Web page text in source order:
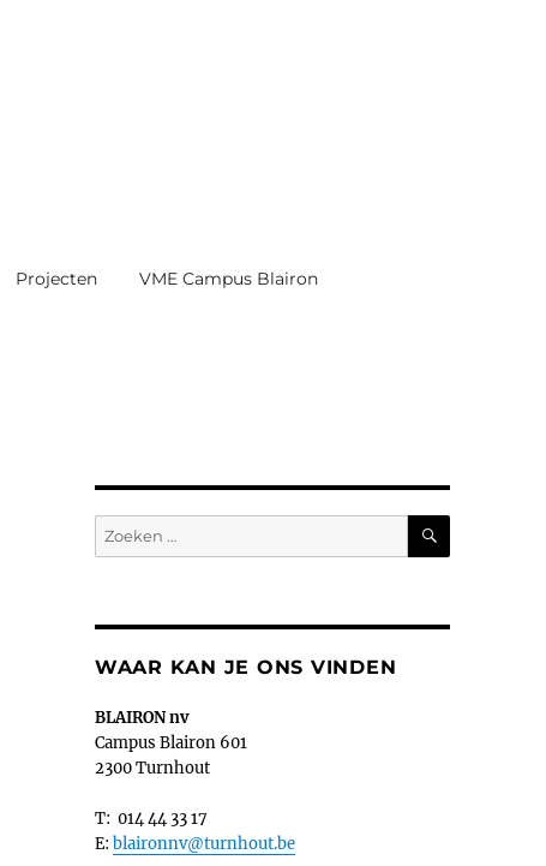
Projecten VME Campus Blairon
Zoeken
naar:
ZOEKEN
WAAR KAN JE ONS VINDEN
BLAIRON nv
Campus Blairon 601
2300 Turnhout
T: 014 44 33 17
E: blaironnv@turnhout.be